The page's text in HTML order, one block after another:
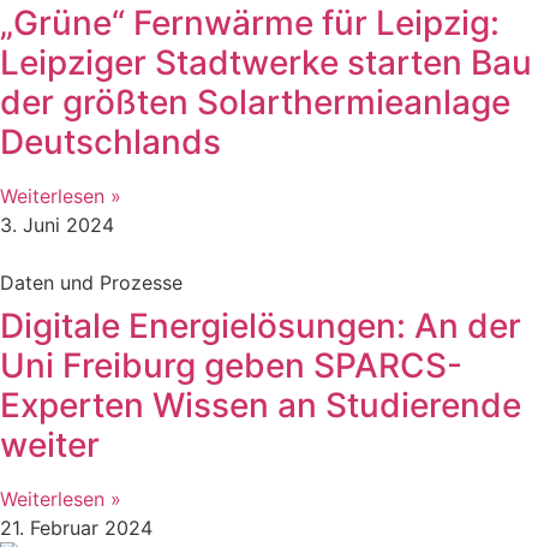
„Grüne“ Fernwärme für Leipzig:
Leipziger Stadtwerke starten Bau
der größten Solarthermieanlage
Deutschlands
Weiterlesen »
3. Juni 2024
Daten und Prozesse
Digitale Energielösungen: An der
Uni Freiburg geben SPARCS-
Experten Wissen an Studierende
weiter
Weiterlesen »
21. Februar 2024